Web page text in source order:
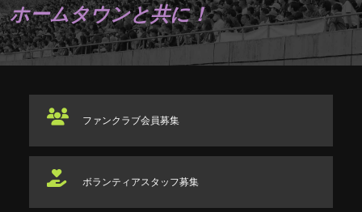
ホームタウンと共に！
ファンクラブ会員募集
ボランティアスタッフ募集